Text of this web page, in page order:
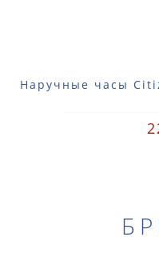
Наручные часы